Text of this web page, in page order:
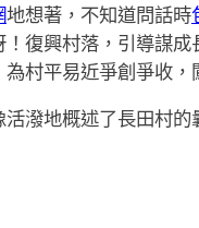
地想著，不知道問話時
復興村落，引導謀
村平易近爭創爭收，
地概述了長田村的